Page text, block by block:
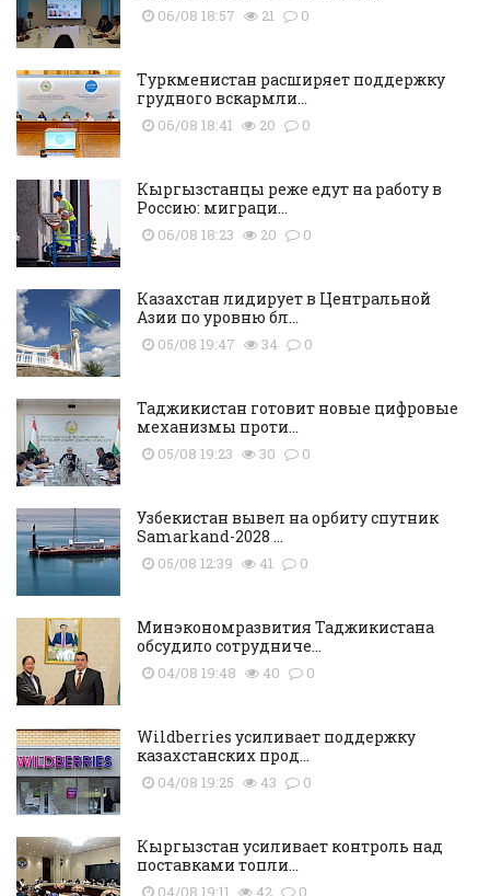
06/08 18:57 21 0
Туркменистан расширяет поддержку
грудного вскармли...
06/08 18:41 20 0
Кыргызстанцы реже едут на работу в
Россию: миграци...
06/08 18:23 20 0
Казахстан лидирует в Центральной
Азии по уровню бл...
05/08 19:47 34 0
Таджикистан готовит новые цифровые
механизмы проти...
05/08 19:23 30 0
Узбекистан вывел на орбиту спутник
Samarkand-2028 ...
05/08 12:39 41 0
Минэкономразвития Таджикистана
обсудило сотрудниче...
04/08 19:48 40 0
Wildberries усиливает поддержку
казахстанских прод...
04/08 19:25 43 0
Кыргызстан усиливает контроль над
поставками топли...
04/08 19:11 42 0